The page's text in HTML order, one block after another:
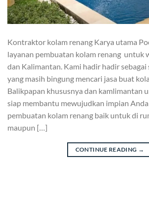
Kontraktor kolam renang Karya utama
layanan pembuatan kolam renang untuk
dan Kalimantan. Kami hadir hadir
yang masih bingung mencari jasa buat
Balikpapan khususnya dan kamlimantan
siap membantu mewujudkan impian
pembuatan kolam renang baik untuk di
maupun […]
CONTINUE READING →